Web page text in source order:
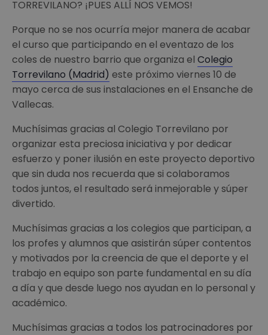
TORREVILANO? ¡PUES ALLÍ NOS VEMOS!
Porque no se nos ocurría mejor manera de acabar
el curso que participando en el eventazo de los
coles de nuestro barrio que organiza el Colegio
Torrevilano (Madrid) este próximo viernes 10 de
mayo cerca de sus instalaciones en el Ensanche de
Vallecas.
Muchísimas gracias al Colegio Torrevilano por
organizar esta preciosa iniciativa y por dedicar
esfuerzo y poner ilusión en este proyecto deportivo
que sin duda nos recuerda que si colaboramos
todos juntos, el resultado será inmejorable y súper
divertido.
Muchísimas gracias a los colegios que participan, a
los profes y alumnos que asistirán súper contentos
y motivados por la creencia de que el deporte y el
trabajo en equipo son parte fundamental en su día
a día y que desde luego nos ayudan en lo personal y
académico.
Muchísimas gracias a todos los patrocinadores por